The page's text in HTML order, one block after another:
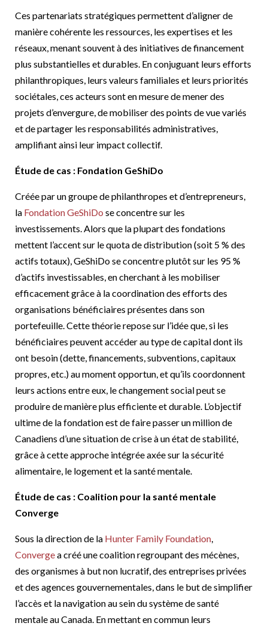
Ces partenariats stratégiques permettent d’aligner de
manière cohérente les ressources, les expertises et les
réseaux, menant souvent à des initiatives de financement
plus substantielles et durables. En conjuguant leurs efforts
philanthropiques, leurs valeurs familiales et leurs priorités
sociétales, ces acteurs sont en mesure de mener des
projets d’envergure, de mobiliser des points de vue variés
et de partager les responsabilités administratives,
amplifiant ainsi leur impact collectif.
Étude de cas : Fondation GeShiDo
Créée par un groupe de philanthropes et d’entrepreneurs,
la Fondation GeShiDo se concentre sur les
investissements. Alors que la plupart des fondations
mettent l’accent sur le quota de distribution (soit 5 % des
actifs totaux), GeShiDo se concentre plutôt sur les 95 %
d’actifs investissables, en cherchant à les mobiliser
efficacement grâce à la coordination des efforts des
organisations bénéficiaires présentes dans son
portefeuille. Cette théorie repose sur l’idée que, si les
bénéficiaires peuvent accéder au type de capital dont ils
ont besoin (dette, financements, subventions, capitaux
propres, etc.) au moment opportun, et qu’ils coordonnent
leurs actions entre eux, le changement social peut se
produire de manière plus efficiente et durable. L’objectif
ultime de la fondation est de faire passer un million de
Canadiens d’une situation de crise à un état de stabilité,
grâce à cette approche intégrée axée sur la sécurité
alimentaire, le logement et la santé mentale.
Étude de cas : Coalition pour la santé mentale
Converge
Sous la direction de la Hunter Family Foundation,
Convergea créé une coalition regroupant des mécènes,
des organismes à but non lucratif, des entreprises privées
et des agences gouvernementales, dans le but de simplifier
l’accès et la navigation au sein du système de santé
mentale au Canada. En mettant en commun leurs